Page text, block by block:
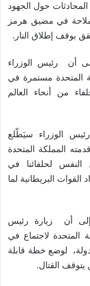
حول الجهود
في مضيق هرمز
بوقف إطلاق النار.
أن رئيس الوزراء
المتحدة مستمرة في
من أنحاء العالم
الوزراء سيَطّلع
المملكة المتحدة
لحلفائنا في
البريطانية لما
إلى أن زيارة رئيس
المتحدة لاجتماع في
الماضي ضم أكثر من 40 دولة، لوضع خطة قابلة
يتوقف القتال.